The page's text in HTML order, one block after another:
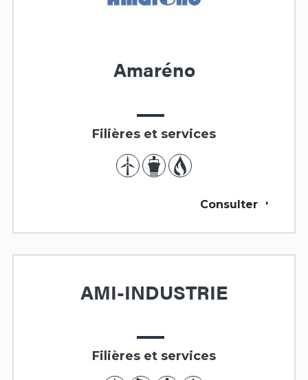
Amaréno
Filières et services
Consulter
AMI-INDUSTRIE
Filières et services